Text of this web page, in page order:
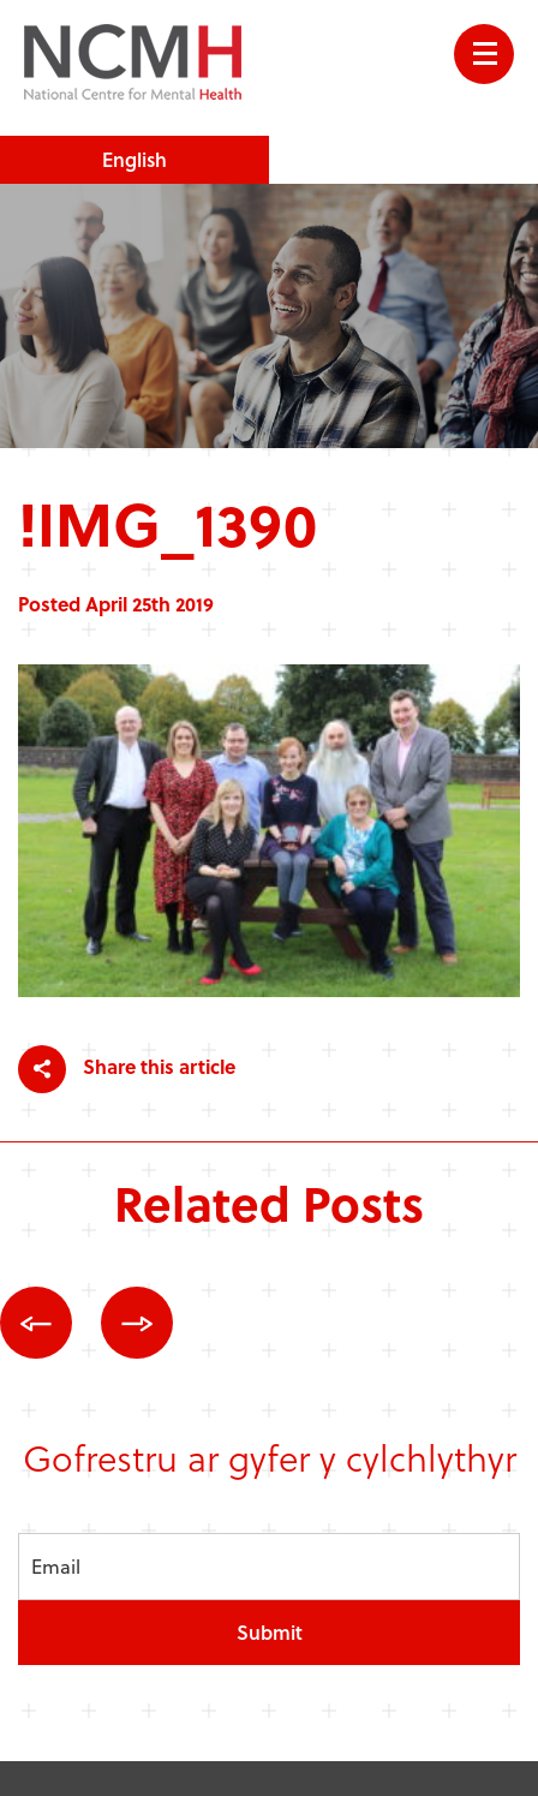
English
!IMG_1390
Posted April 25th 2019
Share this article
Related Posts
Gofrestru ar gyfer y cylchlythyr
Submit